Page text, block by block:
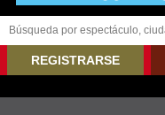
REGISTRARSE